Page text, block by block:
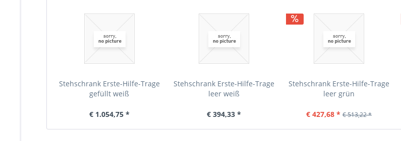
Stehschrank Erste-Hilfe-Trage
gefüllt weiß
€ 1.054,75 *
Stehschrank Erste-Hilfe-Trage
leer weiß
€ 394,33 *
Stehschrank Erste-Hilfe-Trage
leer grün
€ 427,68 * € 513,22 *